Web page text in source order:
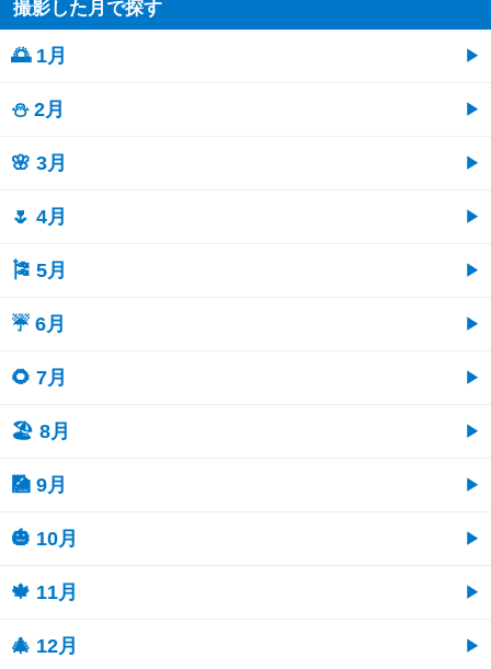
撮影した月で探す
🌅 1月
⛄ 2月
🌸 3月
🌷 4月
🎏 5月
☔ 6月
🌻 7月
🏖 8月
🎑 9月
🎃 10月
🍁 11月
🎄 12月